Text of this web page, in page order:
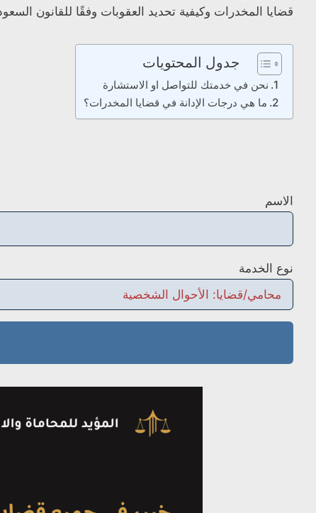
قضايا المخدرات وكيفية تحديد العقوبات وفقًا للقانون
جدول المحتويات
نحن في خدمتك للتواصل او الاستشارة
ما هي درجات الإدانة في قضايا المخدرات؟
الاسم
نوع الخدمة